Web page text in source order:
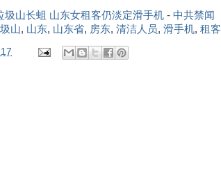
圾山长蛆 山东女租客仍淡定滑手机 - 中共禁闻
山, 山东, 山东省, 房东, 清洁人员, 滑手机, 租客